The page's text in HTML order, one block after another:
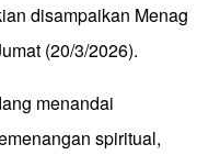
disampaikan Menag
(20/3/2026).
menandai
spiritual,